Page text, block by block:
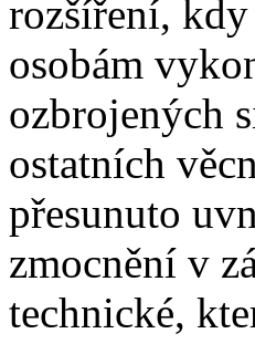
rozšíření,
osobám
ozbrojených
ostatních
přesunuto
zmocnění v
technické,